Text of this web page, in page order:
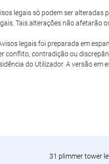
legais só podem ser
Tais alterações não afetarão
legais foi preparada em
conflito, contradição ou
do Utilizador. A versão
31 plimmer tower